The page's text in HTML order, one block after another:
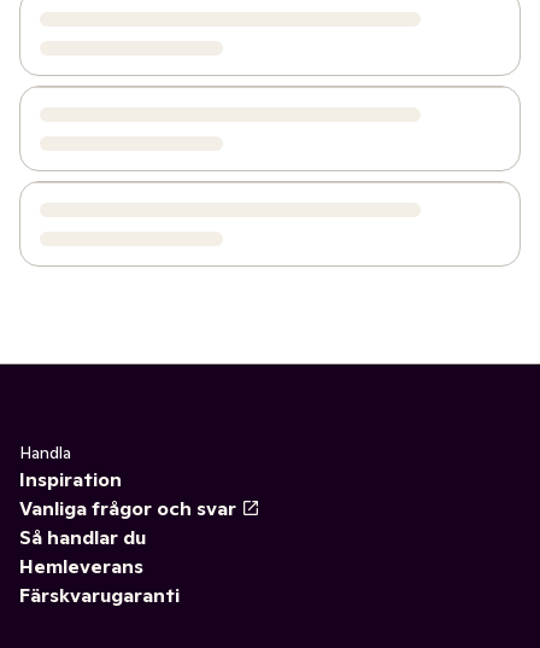
Handla
Inspiration
Vanliga frågor och svar
Så handlar du
Hemleverans
Färskvarugaranti